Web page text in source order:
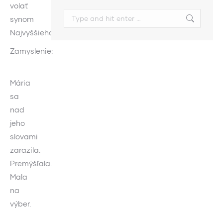
volať
synom
Najvyššieho.“
Zamyslenie:
Mária
sa
nad
jeho
slovami
zarazila.
Premýšľala.
Mala
na
výber.
Search: